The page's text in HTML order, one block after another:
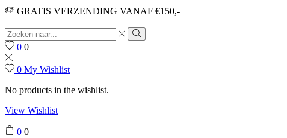
GRATIS VERZENDING VANAF €150,-
0 0
0 My Wishlist
No products in the wishlist.
View Wishlist
0 0